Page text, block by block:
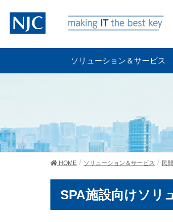
ソリューション＆サービス
HOME ソリューション＆サービス 民
SPA施設向けソリ